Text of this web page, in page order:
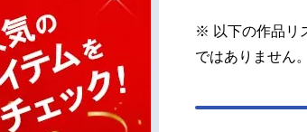
※ 以下の作品リ
ではありません。